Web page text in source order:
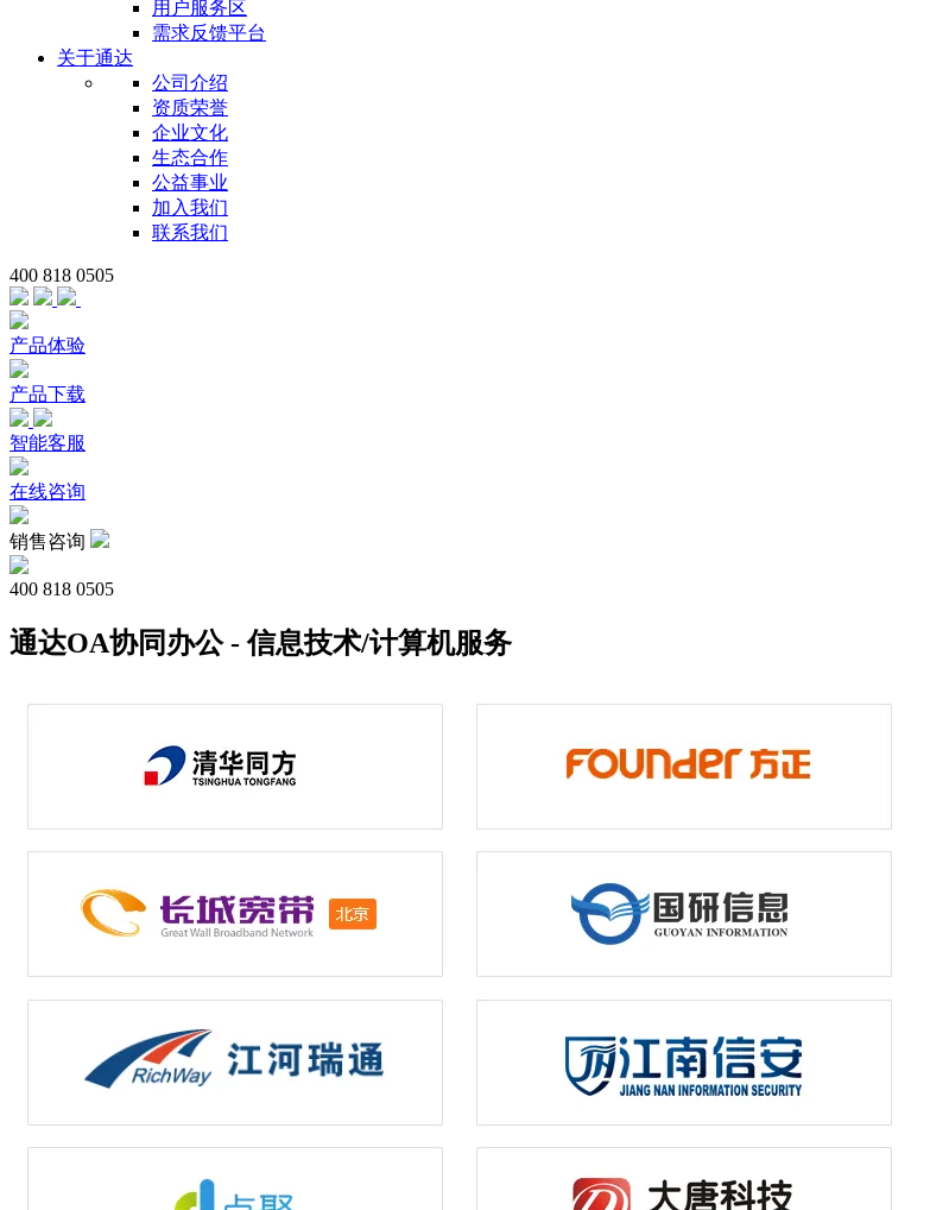
用户服务区
需求反馈平台
关于通达
公司介绍
资质荣誉
企业文化
生态合作
公益事业
加入我们
联系我们
400 818 0505
产品体验
产品下载
智能客服
在线咨询
销售咨询
400 818 0505
通达OA协同办公 - 信息技术/计算机服务